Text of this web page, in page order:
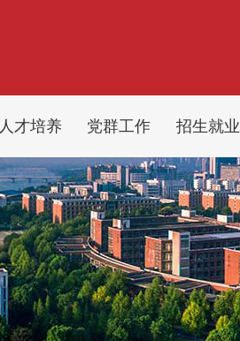
人才培养 党群工作 招生就业